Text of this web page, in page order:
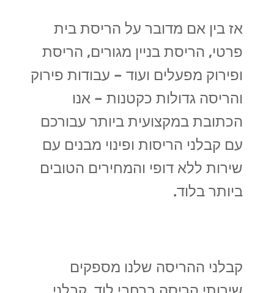
אז בין אם מדובר על הריסת בית
פרטי, הריסת בניין מגורים, הריסת
ופירוק מפעלים ועוד – עבודות פירוק
והריסה גדולות כקטנות – אנו
הכתובת במקצועית ביותר עבורכם
עם קבלני הריסות ופינוי מבנים עם
שירות ללא דופי והמחירים הטובים
ביותר בלוד.
קבלני ההריסה שלנו מספקים